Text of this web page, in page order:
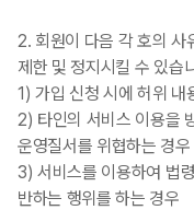
2. 회원이 다음 각 호의 사
제한 및 정지시킬 수 있습
1) 가입 신청 시에 허위 내
2) 타인의 서비스 이용을
운영질서를 위협하는 경우
3) 서비스를 이용하여 법
반하는 행위를 하는 경우